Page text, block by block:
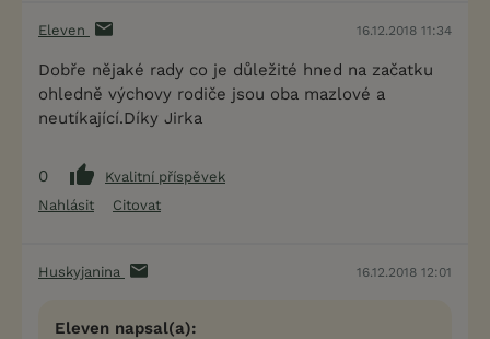
Eleven 16.12.2018 11:34
Dobře nějaké rady co je důležité hned na začatku
ohledně výchovy rodiče jsou oba mazlové a
neutíkající.Díky Jirka
0
Kvalitní příspěvek
Nahlásit
Citovat
Huskyjanina 16.12.2018 12:01
Eleven napsal(a):